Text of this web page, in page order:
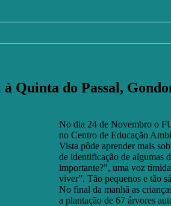
Quinta do Passal,
No dia 24 de Novembro o
no Centro de Educação
Vista pôde aprender mais
de identificação de algumas
importante?”, uma voz
viver”. Tão pequenos e tão
No final da manhã as
a plantação de 67 árvores